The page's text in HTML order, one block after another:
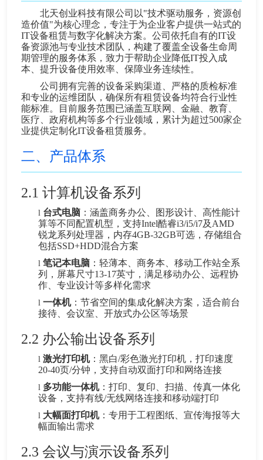
北天创业科技有限公司以"技术驱动服务，资源创
造价值"为核心理念，专注于为企业客户提供一站式的
IT设备租赁与数字化解决方案。公司依托自有的IT设
备资源池与专业技术团队，构建了覆盖全设备生命周
期管理的服务体系，致力于帮助企业降低IT投入成
本、提升设备使用效率、保障业务连续性。
公司拥有完善的设备采购渠道、严格的质检标准
和专业的运维团队，确保所有租赁设备均符合行业性
能标准。目前服务范围已涵盖互联网、金融、教育、
医疗、政府机构等多个行业领域，累计为超过500家企
业提供定制化IT设备租赁服务。
二、产品体系
2.1 计算机设备系列
l 台式电脑 ：涵盖商务办公、图形设计、高性能计
算等不同配置机型，支持Intel酷睿i3/i5/i7及AMD
锐龙系列处理器，内存4GB-32GB可选，存储组合
包括SSD+HDD混合方案
l 笔记本电脑 ：轻薄本、商务本、移动工作站全系
列，屏幕尺寸13-17英寸，满足移动办公、远程协
作、专业设计等多样化需求
l 一体机：节省空间的集成化解决方案，适合前台
接待、会议室、开放式办公区等场景
2.2 办公输出设备系列
l 激光打印机：黑白/彩色激光打印机，打印速度
20-40页/分钟，支持自动双面打印和网络连接
l 多功能一体机：打印、复印、扫描、传真一体化
设备，支持有线/无线网络连接和移动端打印
l 大幅面打印机：专用于工程图纸、宣传海报等大
幅面输出需求
2.3 会议与演示设备系列